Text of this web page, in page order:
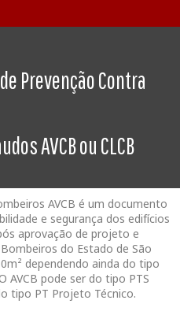
Prevenção Contra
AVCB ou CLCB
AVCB é um documento
e segurança dos edifícios
aprovação de projeto e
do Estado de São
dependendo ainda do tipo
AVCB pode ser do tipo PTS
tipo PT Projeto Técnico.